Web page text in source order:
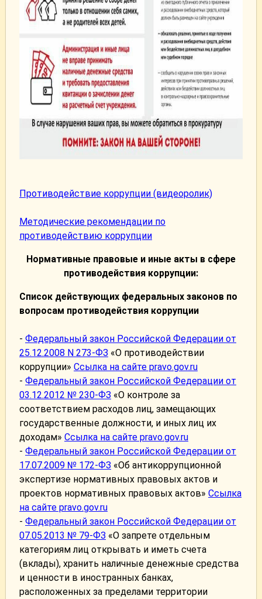
Противодействие коррупции (видеоролик)
Методические рекомендации по
противодействию коррупции
Нормативные правовые и иные акты в сфере
противодействия коррупции:
Список действующих федеральных законов по
вопросам противодействия коррупции
- Федеральный закон Российской Федерации от
25.12.2008 N 273-ФЗ «О противодействии
коррупции» Ссылка на сайте pravo.gov.ru
- Федеральный закон Российской Федерации от
03.12.2012 № 230-ФЗ «О контроле за
соответствием расходов лиц, замещающих
государственные должности, и иных лиц их
доходам» Ссылка на сайте pravo.gov.ru
- Федеральный закон Российской Федерации от
17.07.2009 № 172-ФЗ «Об антикоррупционной
экспертизе нормативных правовых актов и
проектов нормативных правовых актов» Ссылка
на сайте pravo.gov.ru
- Федеральный закон Российской Федерации от
07.05.2013 № 79-ФЗ «О запрете отдельным
категориям лиц открывать и иметь счета
(вклады), хранить наличные денежные средства
и ценности в иностранных банках,
расположенных за пределами территории